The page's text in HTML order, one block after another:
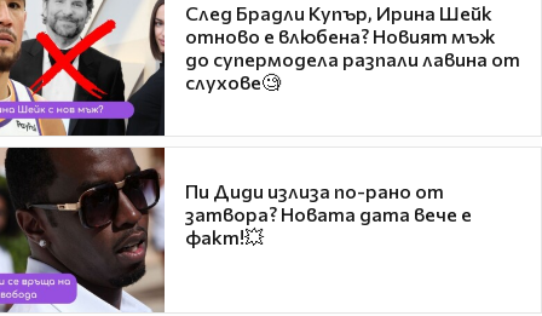
След Брадли Купър, Ирина Шейк
отново е влюбена? Новият мъж
до супермодела разпали лавина от
слухове🧐
Пи Диди излиза по-рано от
затвора? Новата дата вече е
факт!💥